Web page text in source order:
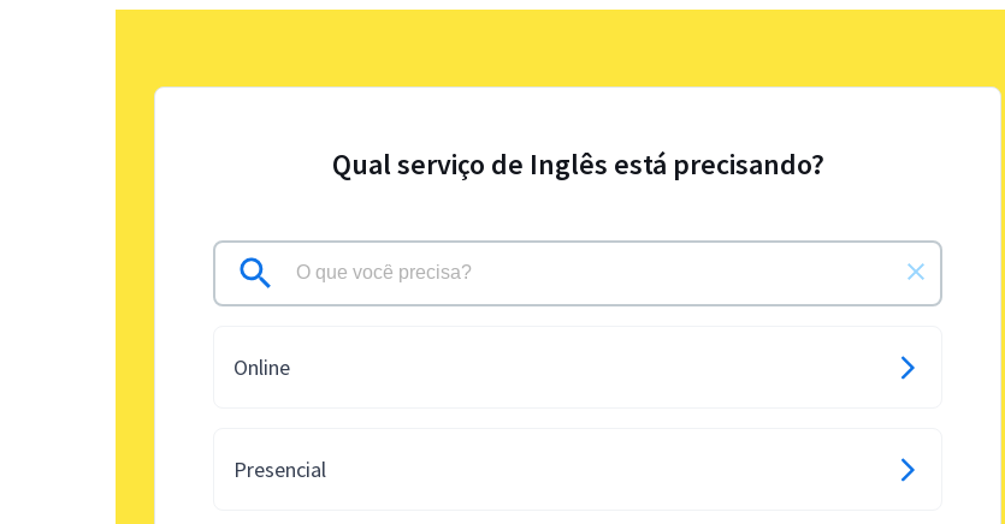
Qual serviço de Inglês está precisando?
Online
Presencial